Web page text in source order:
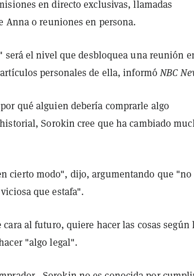
en directo exclusivas, llamadas
Anna o reuniones en persona.
será el nivel que desbloquea una reunión
personales de ella, informóNBC
qué alguien debería comprarle algo
Sorokin cree que ha cambiado
cierto modo", dijo, argumentando que "no
que estafa".
al futuro, quiere hacer las cosas según
"algo legal".